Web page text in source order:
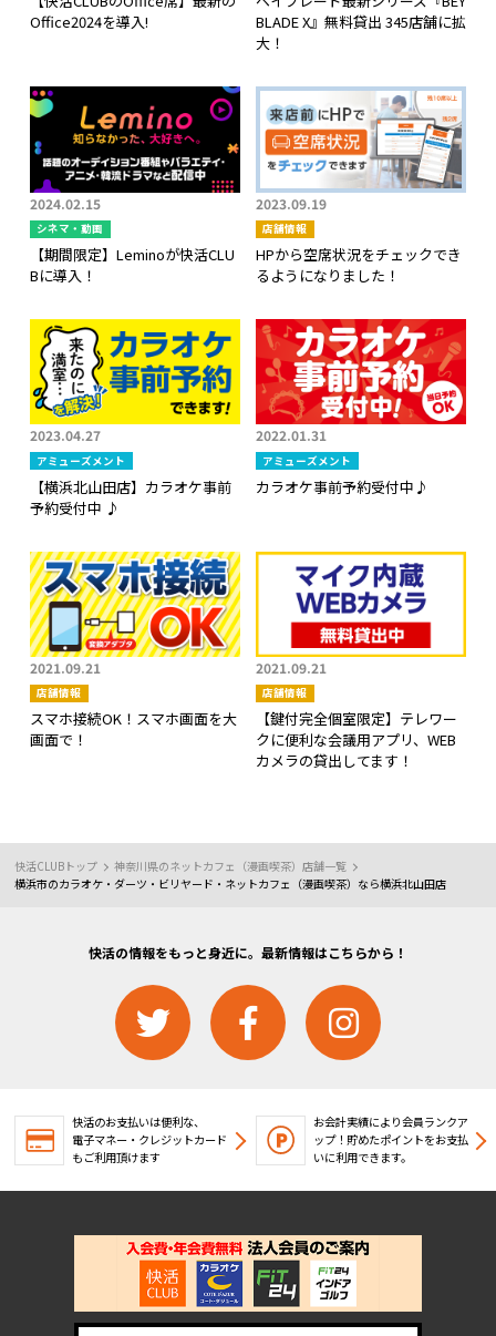
快活CLUBトップ
神奈川県のネットカフェ（漫画喫茶）店舗一覧
横浜市のカラオケ・ダーツ・ビリヤード・ネットカフェ（漫画喫茶）なら横浜北山田店
Office2024を導入!
BLADE X』無料貸出 345店舗に拡
大！
2024.02.15
シネマ・動画
【期間限定】Leminoが快活CLU
Bに導入！
2023.09.19
店舗情報
HPから空席状況をチェックでき
るようになりました！
2023.04.27
アミューズメント
【横浜北山田店】カラオケ事前
予約受付中 ♪
2022.01.31
アミューズメント
カラオケ事前予約受付中♪
2021.09.21
店舗情報
スマホ接続OK！スマホ画面を大
画面で！
2021.09.21
店舗情報
【鍵付完全個室限定】テレワー
クに便利な会議用アプリ、WEB
カメラの貸出してます！
快活の情報をもっと身近に。最新情報はこちらから！
快活のお支払いは便利な、
電子マネー・クレジットカード
もご利用頂けます
お会計実績により会員ランクア
ップ！ 貯めたポイントをお支払
いに利用できます。